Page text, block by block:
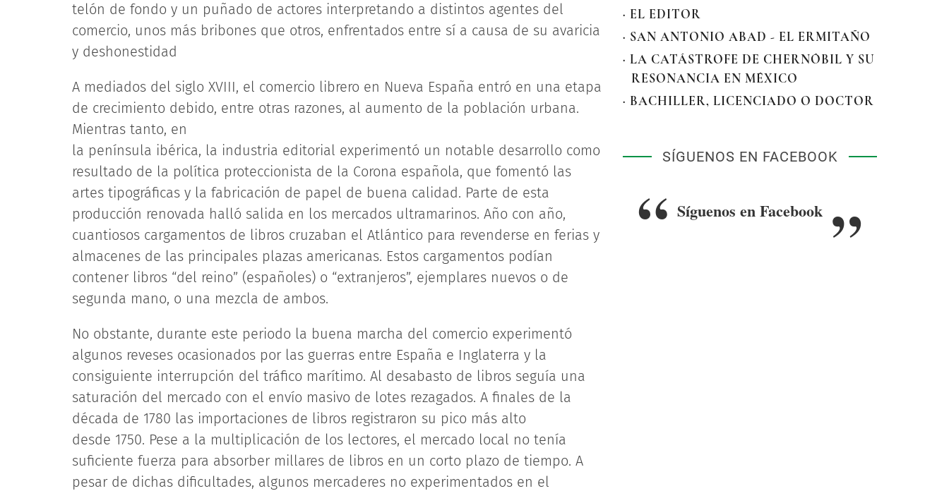
telón de fondo y un puñado de actores interpretando a distintos agentes del
comercio, unos más bribones que otros, enfrentados entre sí a causa de su avaricia
y deshonestidad
A mediados del siglo XVIII, el comercio librero en Nueva España entró en una etapa
de crecimiento debido, entre otras razones, al aumento de la población urbana.
Mientras tanto, en
la península ibérica, la industria editorial experimentó un notable desarrollo como
resultado de la política proteccionista de la Corona española, que fomentó las
artes tipográficas y la fabricación de papel de buena calidad. Parte de esta
producción renovada halló salida en los mercados ultramarinos. Año con año,
cuantiosos cargamentos de libros cruzaban el Atlántico para revenderse en ferias y
almacenes de las principales plazas americanas. Estos cargamentos podían
contener libros “del reino” (españoles) o “extranjeros”, ejemplares nuevos o de
segunda mano, o una mezcla de ambos.
No obstante, durante este periodo la buena marcha del comercio experimentó
algunos reveses ocasionados por las guerras entre España e Inglaterra y la
consiguiente interrupción del tráfico marítimo. Al desabasto de libros seguía una
saturación del mercado con el envío masivo de lotes rezagados. A finales de la
década de 1780 las importaciones de libros registraron su pico más alto
desde 1750. Pese a la multiplicación de los lectores, el mercado local no tenía
suficiente fuerza para absorber millares de libros en un corto plazo de tiempo. A
pesar de dichas dificultades, algunos mercaderes no experimentados en el
· EL EDITOR
· SAN ANTONIO ABAD - EL ERMITAÑO
· LA CATÁSTROFE DE CHERNÓBIL Y SU
RESONANCIA EN MÉXICO
· BACHILLER, LICENCIADO O DOCTOR
SÍGUENOS EN FACEBOOK
Síguenos en Facebook